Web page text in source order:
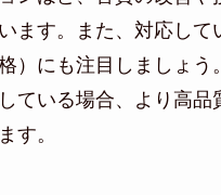
ます。また、対応して
格）にも注目しましょ
ている場合、より高品
す。